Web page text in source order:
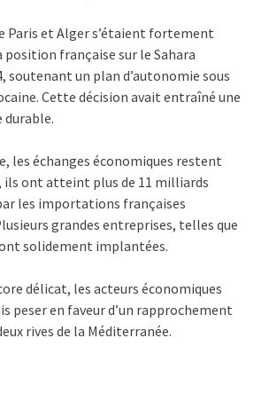
Paris et Alger s’étaient fortement
position française sur le Sahara
soutenant un plan d’autonomie sous
Cette décision avait entraîné une
les échanges économiques restent
ils ont atteint plus de 11 milliards
les importations françaises
grandes entreprises, telles que
solidement implantées.
délicat, les acteurs économiques
peser en faveur d’un rapprochement
rives de la Méditerranée.